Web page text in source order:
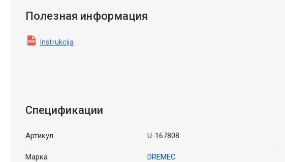
Полезная информация
Instrukcija
Спецификации
Артикул U-167808
Марка DREMEC